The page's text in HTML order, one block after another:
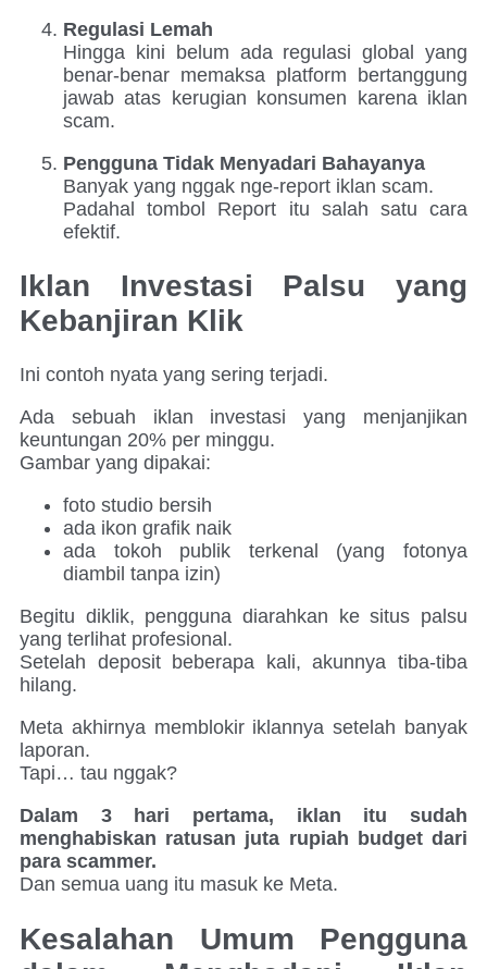
Regulasi Lemah
Hingga kini belum ada regulasi global yang
benar-benar memaksa platform bertanggung
jawab atas kerugian konsumen karena iklan
scam.
Pengguna Tidak Menyadari Bahayanya
Banyak yang nggak nge-report iklan scam.
Padahal tombol Report itu salah satu cara
efektif.
Iklan Investasi Palsu yang
Kebanjiran Klik
Ini contoh nyata yang sering terjadi.
Ada sebuah iklan investasi yang menjanjikan
keuntungan 20% per minggu.
Gambar yang dipakai:
foto studio bersih
ada ikon grafik naik
ada tokoh publik terkenal (yang fotonya
diambil tanpa izin)
Begitu diklik, pengguna diarahkan ke situs palsu
yang terlihat profesional.
Setelah deposit beberapa kali, akunnya tiba-tiba
hilang.
Meta akhirnya memblokir iklannya setelah banyak
laporan.
Tapi… tau nggak?
Dalam 3 hari pertama, iklan itu sudah
menghabiskan ratusan juta rupiah budget dari
para scammer.
Dan semua uang itu masuk ke Meta.
Kesalahan Umum Pengguna